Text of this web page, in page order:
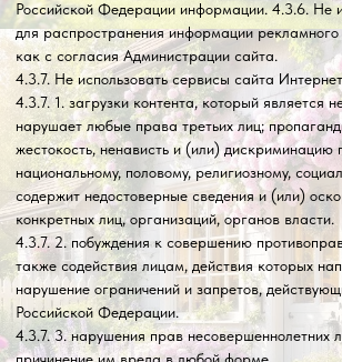
4.4.7. Использовать Сайт и его Содержание в любых целях,
запрещенных законодательством Российской Федерации, а также
подстрекать к любой незаконной деятельности или другой
деятельности, нарушающей права интернет-магазина или других
лиц.
5. ИСПОЛЬЗОВАНИЕ САЙТА ИНТЕРНЕТ-МАГАЗИНА
5.1. Сайт и Содержание, входящее в состав Сайта, принадлежит и
управляется Администрацией сайта.
5.2. Содержание Сайта не может быть скопировано, опубликовано,
воспроизведено, передано или распространено любым способом, а
также размещено в глобальной сети «Интернет» без
предварительного письменного согласия Администрации сайта.
5.3. Содержание Сайта защищено авторским правом,
законодательством о товарных знаках, а также другими правами,
связанными с интеллектуальной собственностью, и
законодательством о недобросовестной конкуренции.
5.4. Приобретение Товара, предлагаемого на Сайте, может
потребовать создания учётной записи Пользователя.
5.5. Пользователь несет персональную ответственность за
сохранение конфиденциальности информации учётной записи,
включая пароль, а также за всю без исключения деятельность,
которая ведётся от имени Пользователя учётной записи.